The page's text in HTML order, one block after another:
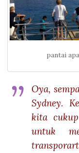
pantai
Oya,
Sydney.
kita
untuk